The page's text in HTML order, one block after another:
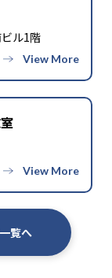
ル1階
覧へ